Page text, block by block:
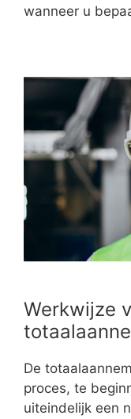
wanneer u
Werkwijze
De
proces, te
uiteindelijk een